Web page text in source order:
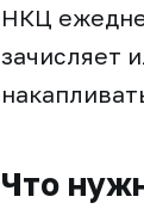
НКЦ
зачисляет
Что